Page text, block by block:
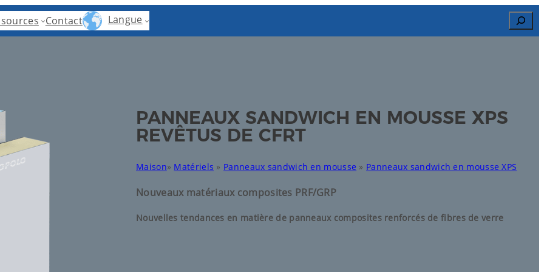
Contact Langue Search
PANNEAUX SANDWICH EN MOUSSE XPS
REVÊTUS DE CFRT
Maison» Matériels » Panneaux sandwich en mousse » Panneaux sandwich en mousse XPS
Nouveaux matériaux composites PRF/GRP
Nouvelles tendances en matière de panneaux composites renforcés de fibres de verre